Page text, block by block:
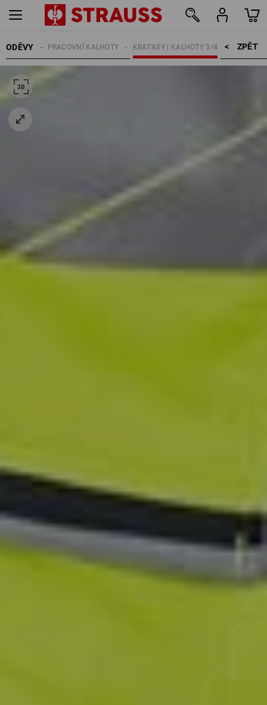
ODĚVY ZPĚT    >
KRAT'ASY | KALHOTY 3/4
PRACOVNÍ KALHOTY
MUŽI